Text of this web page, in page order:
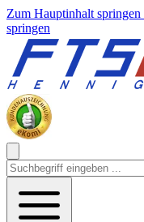
Zum Hauptinhalt springen
springen